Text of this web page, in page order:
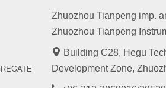
Zhuozhou Tianpeng imp.
Zhuozhou Tianpeng
Building C28, Hegu
Development Zone,